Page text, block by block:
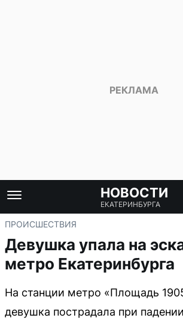
НОВОСТИ
ЕКАТЕРИНБУРГА
ПРОИСШЕСТВИЯ
Девушка упала на
метро Екатеринбурга
На станции метро «Площадь
девушка пострадала при